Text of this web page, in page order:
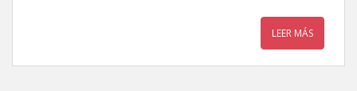
LEER MÁS